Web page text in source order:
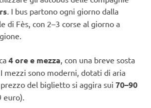
. I bus partono ogni giorno dalla
di Fès, con 2–3 corse al giorno a
4 ore e mezza , con una breve sosta
mezzi sono moderni, dotati di aria
del biglietto si aggira sui 70–90
euro).